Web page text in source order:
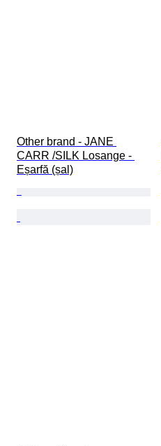
Other brand - JANE
CARR /SILK Losange -
Eșarfă (șal)